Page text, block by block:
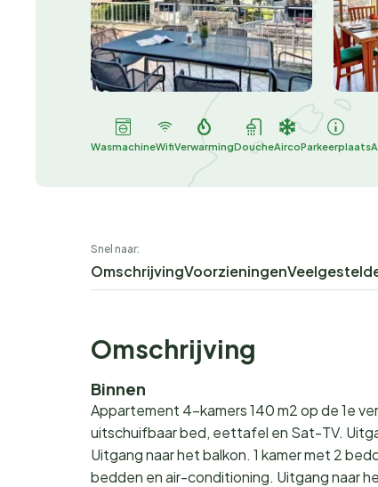
WasmachineWifiVerwarmingDoucheAircoParkeerplaats
Snel naar:
OmschrijvingVoorzieningen
Omschrijving
Binnen
Appartement 4-kamers 140 m2 op de 1e
uitschuifbaar bed, eettafel en Sat-TV.
Uitgang naar het balkon. 1 kamer met 2
bedden en air-conditioning. Uitgang naar